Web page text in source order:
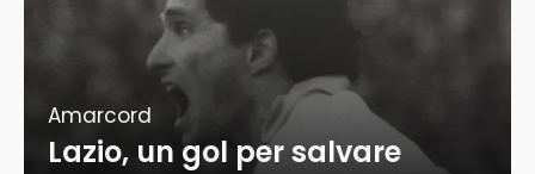
Amarcord
Lazio, un gol per salvare